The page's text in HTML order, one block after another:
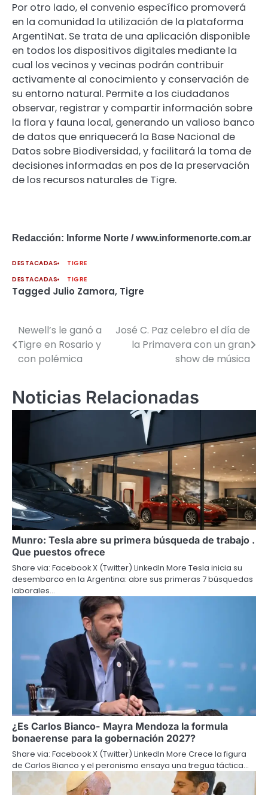
Por otro lado, el convenio específico promoverá
en la comunidad la utilización de la plataforma
ArgentiNat. Se trata de una aplicación disponible
en todos los dispositivos digitales mediante la
cual los vecinos y vecinas podrán contribuir
activamente al conocimiento y conservación de
su entorno natural. Permite a los ciudadanos
observar, registrar y compartir información sobre
la flora y fauna local, generando un valioso banco
de datos que enriquecerá la Base Nacional de
Datos sobre Biodiversidad, y facilitará la toma de
decisiones informadas en pos de la preservación
de los recursos naturales de Tigre.
Redacción: Informe Norte / www.informenorte.com.ar
DESTACADAS
TIGRE
DESTACADAS
TIGRE
Tagged Julio Zamora, Tigre
Navegación
de
Newell’s le ganó a
Tigre en Rosario y
con polémica
José C. Paz celebro el día de
la Primavera con un gran
show de música
Noticias Relacionadas
Munro: Tesla abre su primera búsqueda de trabajo .
Que puestos ofrece
Share via: Facebook X (Twitter) LinkedIn More Tesla inicia su
desembarco en la Argentina: abre sus primeras 7 búsquedas
laborales…
¿Es Carlos Bianco- Mayra Mendoza la formula
bonaerense para la gobernación 2027?
Share via: Facebook X (Twitter) LinkedIn More Crece la figura
de Carlos Bianco y el peronismo ensaya una tregua táctica…